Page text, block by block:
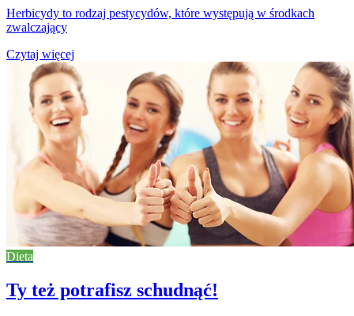
Herbicydy to rodzaj pestycydów, które występują w środkach
zwalczający
Czytaj więcej
Dieta
Ty też potrafisz schudnąć!